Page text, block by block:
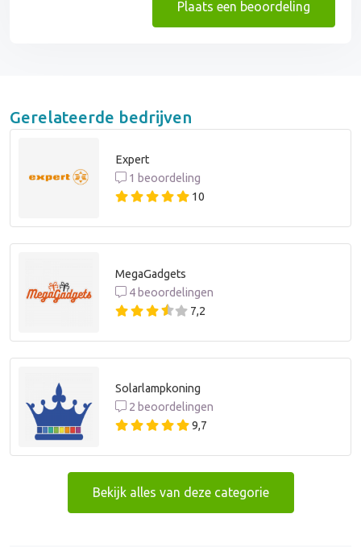
Plaats een beoordeling
Gerelateerde bedrijven
Expert
1 beoordeling
10
MegaGadgets
4 beoordelingen
7,2
Solarlampkoning
2 beoordelingen
9,7
Bekijk alles van deze categorie